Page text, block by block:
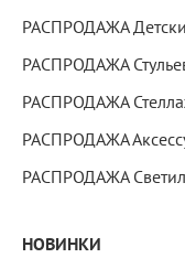
РАСПРОДАЖА
РАСПРОДАЖА
РАСПРОДАЖА
РАСПРОДАЖА
РАСПРОДАЖА
НОВИНКИ